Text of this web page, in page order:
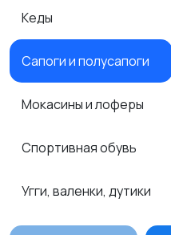
Кеды
Сапоги и полусапоги
Мокасины и лоферы
Спортивная обувь
Угги, валенки, дутики